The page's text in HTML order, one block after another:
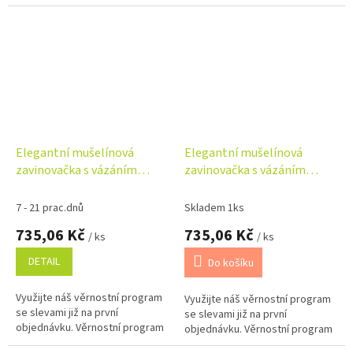
Elegantní mušelínová
zavinovačka s vázáním
smetanová
7 - 21 prac.dnů
735,06 Kč / ks
DETAIL
Využijte náš věrnostní program
se slevami již na první
objednávku. Věrnostní program
Elegantní mušelínová
zavinovačka s vázáním
Skladem 1ks
735,06 Kč / ks
Do košíku
Využijte náš věrnostní program
se slevami již na první
objednávku. Věrnostní program